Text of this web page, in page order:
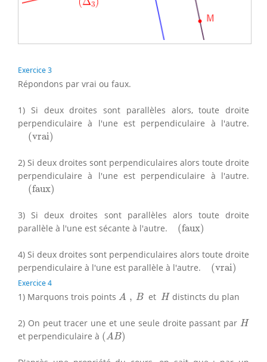
Exercice 3
Répondons par vrai ou faux.
1) Si deux droites sont parallèles alors, toute droite
perpendiculaire à l'une est perpendiculaire à l'autre.
(vrai)
( vrai)
2) Si deux droites sont perpendiculaires alors toute droite
perpendiculaire à l'une est perpendiculaire à l'autre.
(faux)
( faux)
3) Si deux droites sont parallèles alors toute droite
parallèle à l'une est sécante à l'autre.
(faux)
faux)
4) Si deux droites sont perpendiculaires alors toute droite
perpendiculaire à l'une est parallèle à l'autre.
(vrai)
vrai)
Exercice 4
1) Marquons trois points A , B
A et H
H distincts du plan
2) On peut tracer une et une seule droite passant parH
H
et perpendiculaire à (AB)
(AB)